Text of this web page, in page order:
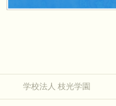
学校法人 枝光学園